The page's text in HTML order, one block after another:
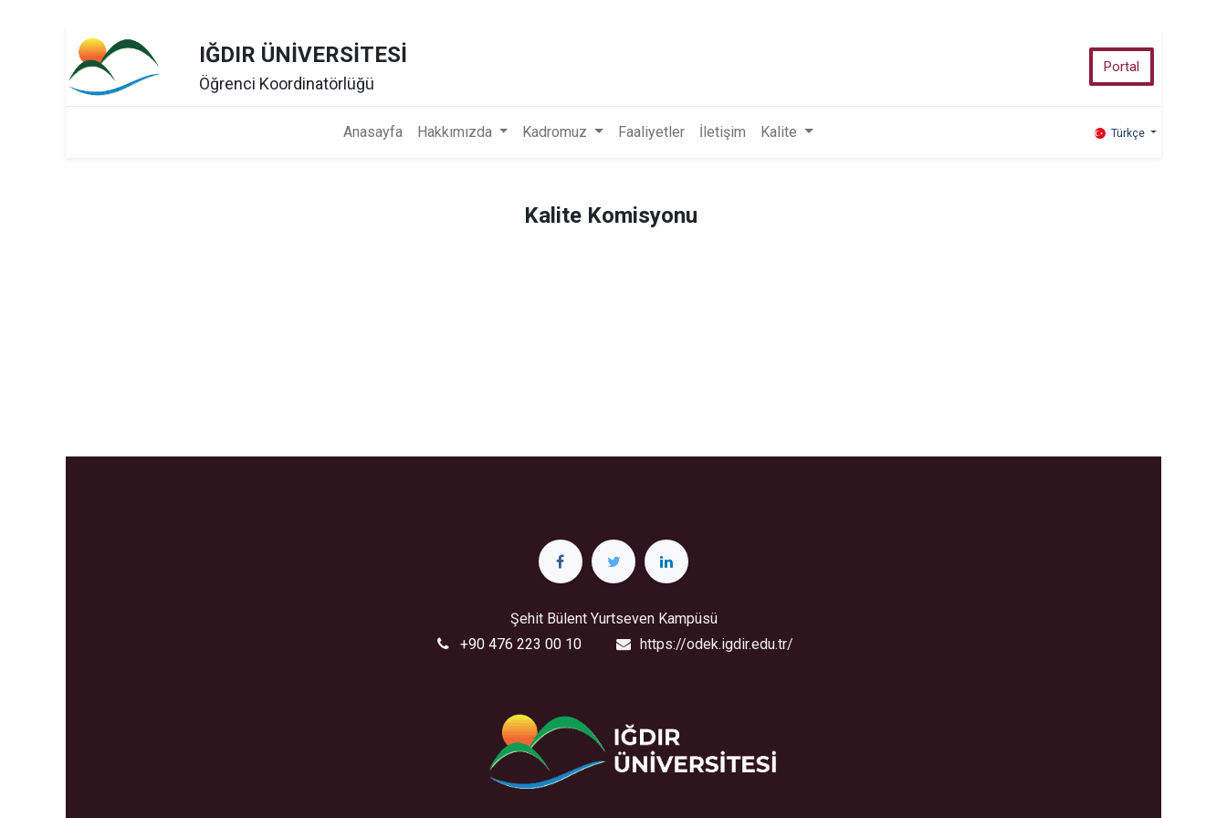
IĞDIR ÜNİVERSİTESİ
Öğrenci Koordinatörlüğü
Portal
Anasayfa Hakkımızda Kadromuz Faaliyetler İletişim Kalite Türkçe
Kalite Komisyonu
Şehit Bülent Yurtseven Kampüsü
+90 476 223 00 10
https://odek.igdir.edu.tr/